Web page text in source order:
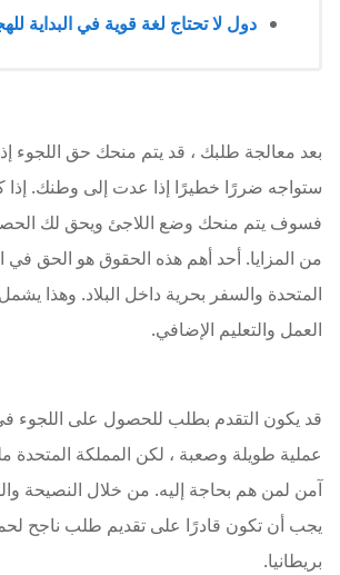
دول لا تحتاج لغة قوية في البداية
بعد معالجة طلبك ، قد يتم منحك حق اللجوء
ستواجه ضررًا خطيرًا إذا عدت إلى وطنك. إذا
فسوف يتم منحك وضع اللاجئ ويحق لك
من المزايا. أحد أهم هذه الحقوق هو الحق في
المتحدة والسفر بحرية داخل البلاد. وهذا
العمل والتعليم الإضافي.
قد يكون التقدم بطلب للحصول على اللجوء
عملية طويلة وصعبة ، لكن المملكة المتحدة
آمن لمن هم بحاجة إليه. من خلال النصيحة
يجب أن تكون قادرًا على تقديم طلب ناجح
بريطانيا.